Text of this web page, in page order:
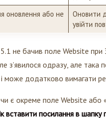
оновлення або не
Оновити
увійти
не бачив поле Website при
одразу, але така
може додатково вимагати
чи є окреме поле Website
вставити посилання в шапку